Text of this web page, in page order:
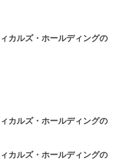
カルズ・ホールディングの
カルズ・ホールディングの
カルズ・ホールディングの